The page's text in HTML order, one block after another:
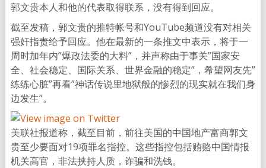
郭文贵本人和他的代表取得联系，没有得到回应。
截至发稿，郭文贵的推特帐号和YouTube频道没有对相关
强奸指责给予回应。他在最新的一条推文中表示，将于一
周时加年内”爆政法委的大料”，并声称由于事关”国家安
全、社会稳定、国际关系、世界金融的稳定”，希望网友先”
练练心脏”再看”神话传说里地狱般的惨烈的现实就在我们身
边发生”。
美联社报道称，截至目前，前往美国的中国地产富商郭文
贵至少要面对19项罪名指控。这些指控包括贿赂中国情报
机关高官，非法挟持人质，诈骗和洗钱。